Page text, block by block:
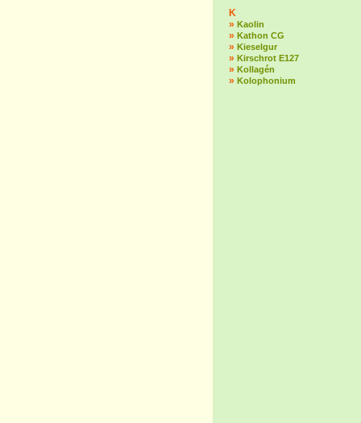
K
» Kaolin
» Kathon CG
» Kieselgur
» Kirschrot E127
» Kollagén
» Kolophonium